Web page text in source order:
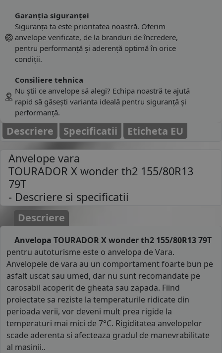
Garanția siguranței
Siguranța ta este prioritatea noastră. Oferim
anvelope verificate, de la branduri de încredere,
pentru performanță și aderență optimă în orice
condiții.
Consiliere tehnica
Nu știi ce anvelope să alegi? Echipa noastră te ajută
rapid să găsești varianta ideală pentru siguranță și
performanță.
Descriere Specificatii Eticheta EU
Anvelope vara
TOURADOR X wonder th2 155/80R13
79T
- Descriere si specificatii
Descriere
Anvelopa TOURADOR X wonder th2 155/80R13 79T
pentru autoturisme este o anvelopa de Vara.
Anvelopele de vara au un comportament foarte bun pe
asfalt uscat sau umed, dar nu sunt recomandate pe
carosabil acoperit de gheata sau zapada. Fiind
proiectate sa reziste la temperaturile ridicate din
perioada verii, vor deveni mult prea rigide la
temperaturi mai mici de 7°C. Rigiditatea anvelopelor
scade aderenta si afecteaza gradul de manevrabilitate
al masinii..